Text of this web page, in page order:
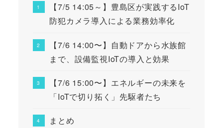
【7/5 14:05～】豊島区が実践するIoT
防犯カメラ導入による業務効率化
【7/6 14:00〜】自動ドアから水族館
まで、設備監視IoTの導入と効果
【7/6 15:00〜】エネルギーの未来を
「IoTで切り拓く」先駆者たち
まとめ